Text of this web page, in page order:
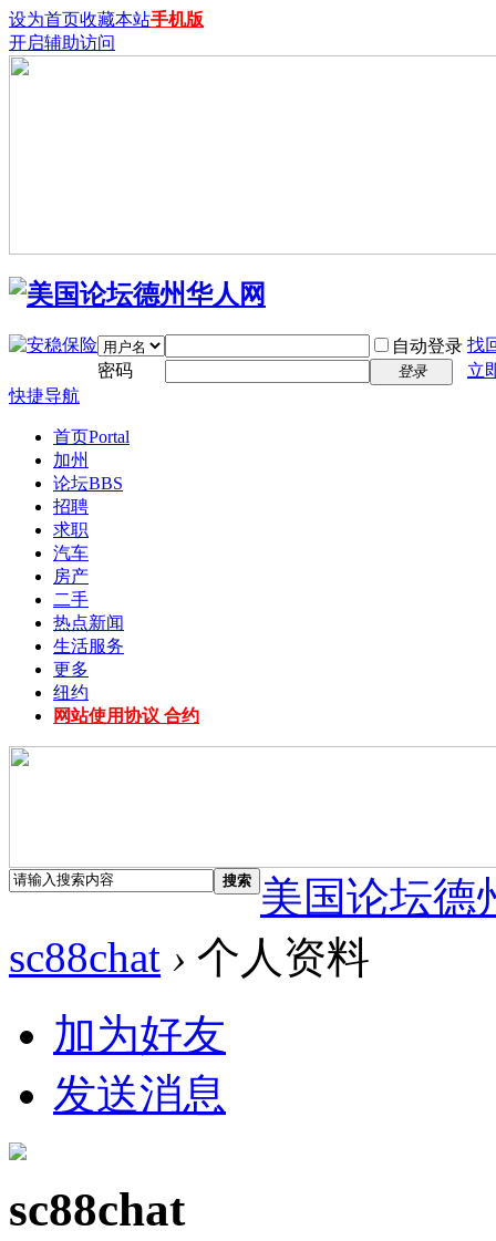
设为首页收藏本站手机版
开启辅助访问
自动登录 找
密码
登录
立
快捷导航
首页Portal
加州
论坛BBS
招聘
求职
汽车
房产
二手
热点新闻
生活服务
更多
纽约
网站使用协议 合约
搜索
美国论坛德
sc88chat › 个人资料
加为好友
发送消息
sc88chat